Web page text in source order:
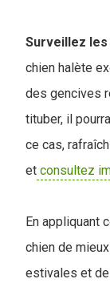
Surveillez
chien halète
des gencives
tituber, il
ce cas,
et consultez
En appliquant
chien de
estivales et